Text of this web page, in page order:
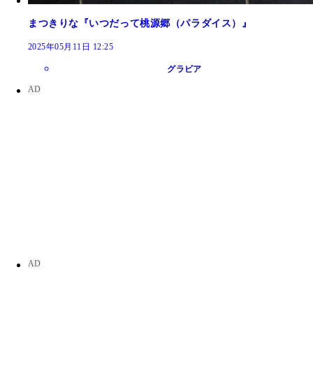
まつきりな『いつだって桃源郷（パラダイス）』
2025年05月11日 12:25
グラビア